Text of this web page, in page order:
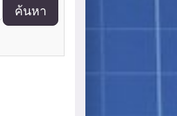
ค้นหา